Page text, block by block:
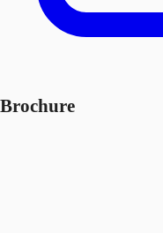
Brochure